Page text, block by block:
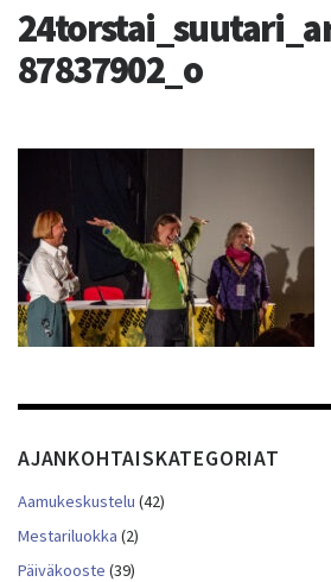
87837902_o
AJANKOHTAISKATEGORIAT
Aamukeskustelu (42)
Mestariluokka (2)
Päiväkooste (39)